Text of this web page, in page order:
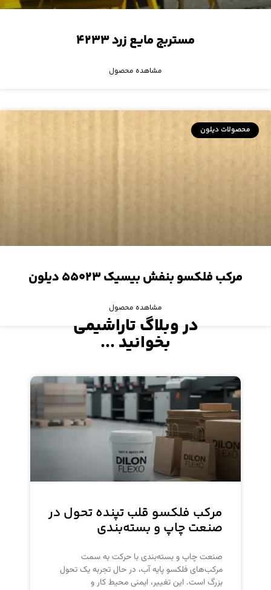
مستربچ مایع زرد ۴۲۳۳
مشاهده محصول
محصولات دیلون
مرکب فلکسو بنفش بیسیک ۵۵۰۲۳ دیلون
مشاهده محصول
در وبلاگ تاراشیمی
بخوانید ...
مرکب فلکسو قلب تپنده تحول در
صنعت چاپ و بسته‌بندی
صنعت چاپ و بسته‌بندی با حرکت به سمت
مرکب‌های فلکسو پایه آب، در حال تجربه یک تحول
بزرگ است. این تغییر، ایمنی محیط کار و